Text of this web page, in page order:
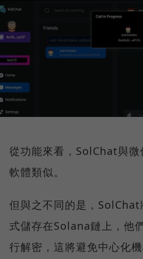
從功能來看，SolChat與
軟體類似。
但與之不同的是，
式儲存在Solana鏈上，他
行解密，這將避免中心化